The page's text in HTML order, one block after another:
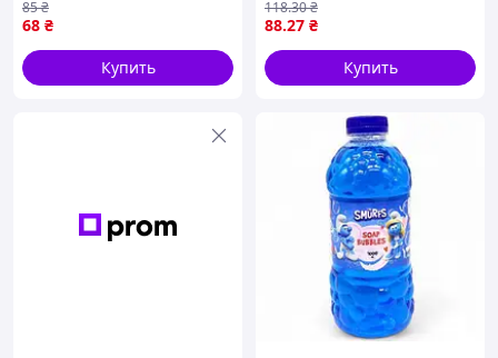
impulse
68 ₴
85₴
Купить
88.27 ₴
118.30₴
Купить